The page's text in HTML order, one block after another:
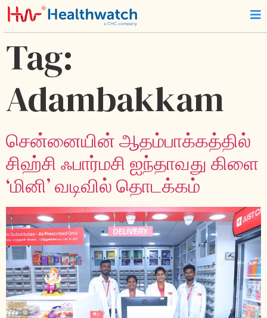
Tag:
Adambakkam
சென்னையின் ஆதம்பாக்கத்தில்
சிஹ்சி ஃபார்மசி ஐந்தாவது கிளை
‘மினி’ வடிவில் தொடக்கம்